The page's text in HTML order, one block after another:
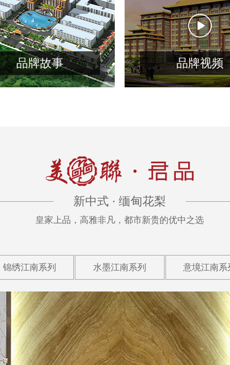
品牌故事 品牌视频
新中式 · 缅甸花梨
皇家上品，高雅非凡，都市新贵的优中之选
锦绣江南系列 水墨江南系列 意境江南系